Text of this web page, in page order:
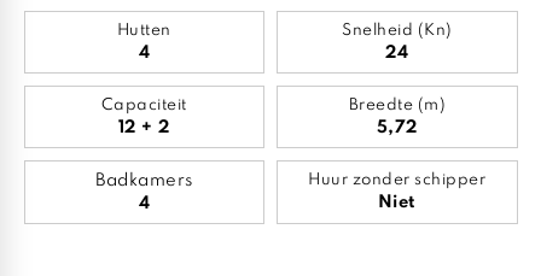
Hutten
4
Snelheid (Kn)
24
Capaciteit
12 + 2
Breedte (m)
5,72
Badkamers
4
Huur zonder schipper
Niet